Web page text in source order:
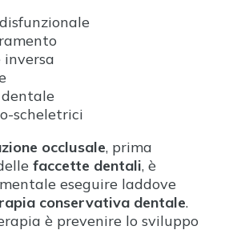
inversa
scheletrici
occlusale, prima
faccette dentali, è
eseguire laddove
conservativa dentale.
è prevenire lo sviluppo